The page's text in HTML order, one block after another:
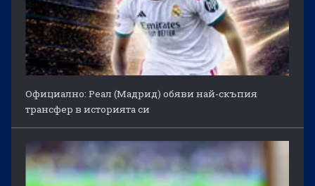
Официално: Реал (Мадрид) обяви най-скъпия
трансфер в историята си